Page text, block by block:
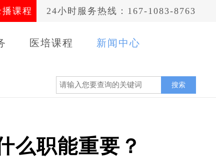
播课程 24小时服务热线：167-1083-8763
医培课程 新闻中心
搜索
么职能重要？